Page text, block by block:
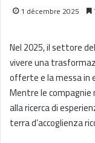
1 décembre 2025
Nel 2025, il settore
vivere una
offerte e la messa in
Mentre le
alla ricerca di
terra d’accoglienza